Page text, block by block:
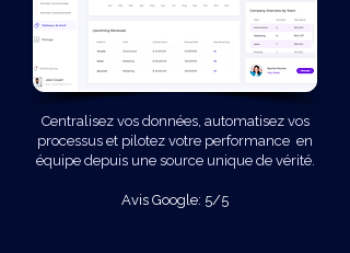
Centralisez vos données, automatisez vos
processus et pilotez votre performance en
équipe depuis une source unique de vérité.
Avis Google: 5/5